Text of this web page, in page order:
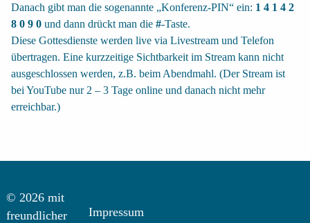
Danach gibt man die sogenannte „Konferenz-PIN“ ein: 1 4 1 4 2
8 0 9 0 und dann drückt man die #-Taste.
Diese Gottesdienste werden live via Livestream und Telefon
übertragen. Eine kurzzeitige Sichtbarkeit im Stream kann nicht
ausgeschlossen werden, z.B. beim Abendmahl. (Der Stream ist
bei YouTube nur 2 – 3 Tage online und danach nicht mehr
erreichbar.)
© 2026 mit
freundlicher
Impressum